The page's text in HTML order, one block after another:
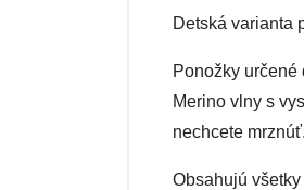
Detská varianta
Ponožky
Merino vlny s
nechcete mrznúť.
Obsahujú